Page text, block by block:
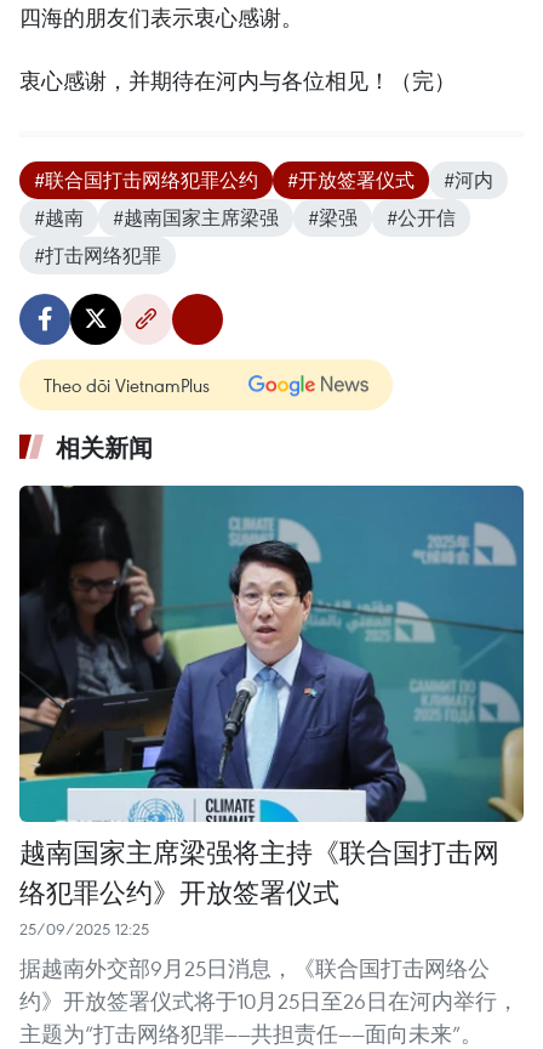
四海的朋友们表示衷心感谢。
衷心感谢，并期待在河内与各位相见！（完）
#联合国打击网络犯罪公约 #开放签署仪式
#河内
#越南
#越南国家主席梁强 #梁强
#公开信
#打击网络犯罪
Theo dõi VietnamPlus
相关新闻
越南国家主席梁强将主持《联合国打击网
络犯罪公约》开放签署仪式
25/09/2025 12:25
据越南外交部9月25日消息，《联合国打击网络公
约》开放签署仪式将于10月25日至26日在河内举行，
主题为“打击网络犯罪——共担责任——面向未来”。